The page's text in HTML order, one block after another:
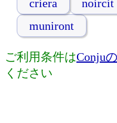
criera noircit
muniront
ご利用条件はConju
ください